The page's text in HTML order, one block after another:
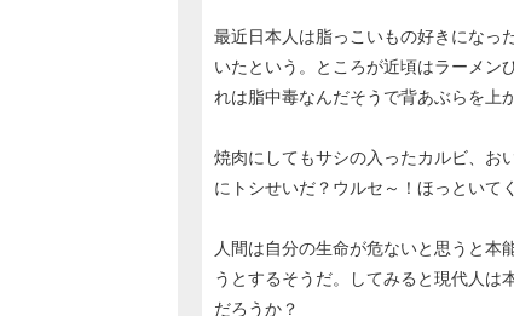
最近日本人は脂っこいもの好きになっ
いたという。ところが近頃はラーメン
れは脂中毒なんだそうで背あぶらを上
焼肉にしてもサシの入ったカルビ、お
にトシせいだ？ウルセ～！ほっといて
人間は自分の生命が危ないと思うと本
うとするそうだ。してみると現代人は
だろうか？